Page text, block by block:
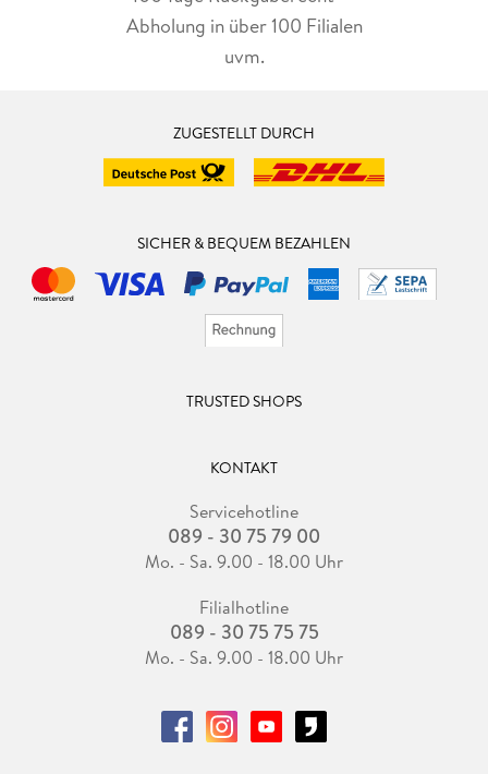
Abholung in über 100 Filialen
uvm.
ZUGESTELLT DURCH
SICHER & BEQUEM BEZAHLEN
TRUSTED SHOPS
KONTAKT
Servicehotline
089 - 30 75 79 00
Mo. - Sa. 9.00 - 18.00 Uhr
Filialhotline
089 - 30 75 75 75
Mo. - Sa. 9.00 - 18.00 Uhr